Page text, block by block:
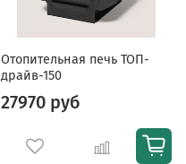
Отопительная печь ТОП-
драйв-150
27970 руб